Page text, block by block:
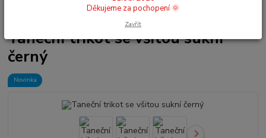
Dívčí taneční trikoty, dresy se sukní
Taneční trikoty se sukní
Taneční trikot se všitou sukní černý
Taneční trikot se všitou sukní
černý
Novinka
Děkujeme za pochopení 🌞
Zavřít